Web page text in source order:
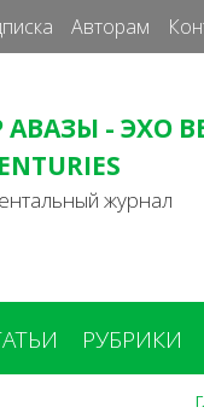
Авторам
АВАЗЫ - ЭХО
журнал
РУБРИКИ